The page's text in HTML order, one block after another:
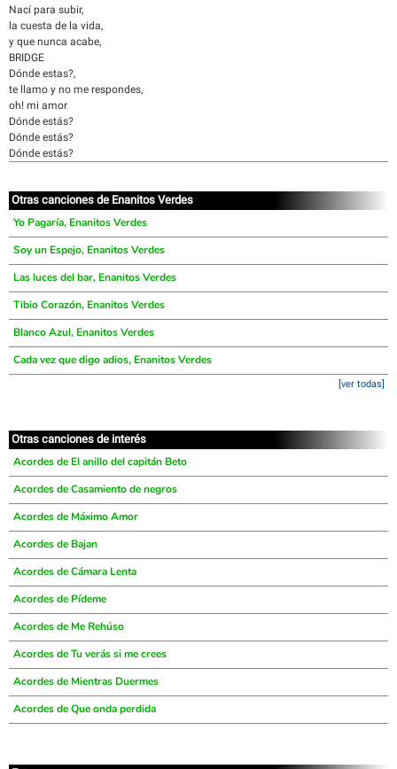
Nací para subir,
la cuesta de la vida,
y que nunca acabe,
BRIDGE
Dónde estas?,
te llamo y no me respondes,
oh! mi amor
Dónde estás?
Dónde estás?
Dónde estás?
Otras canciones de Enanitos Verdes
Yo Pagaría, Enanitos Verdes
Soy un Espejo, Enanitos Verdes
Las luces del bar, Enanitos Verdes
Tibio Corazón, Enanitos Verdes
Blanco Azul, Enanitos Verdes
Cada vez que digo adios, Enanitos Verdes
[ver todas]
Otras canciones de interés
Acordes de El anillo del capitán Beto
Acordes de Casamiento de negros
Acordes de Máximo Amor
Acordes de Bajan
Acordes de Cámara Lenta
Acordes de Pídeme
Acordes de Me Rehúso
Acordes de Tu verás si me crees
Acordes de Mientras Duermes
Acordes de Que onda perdida